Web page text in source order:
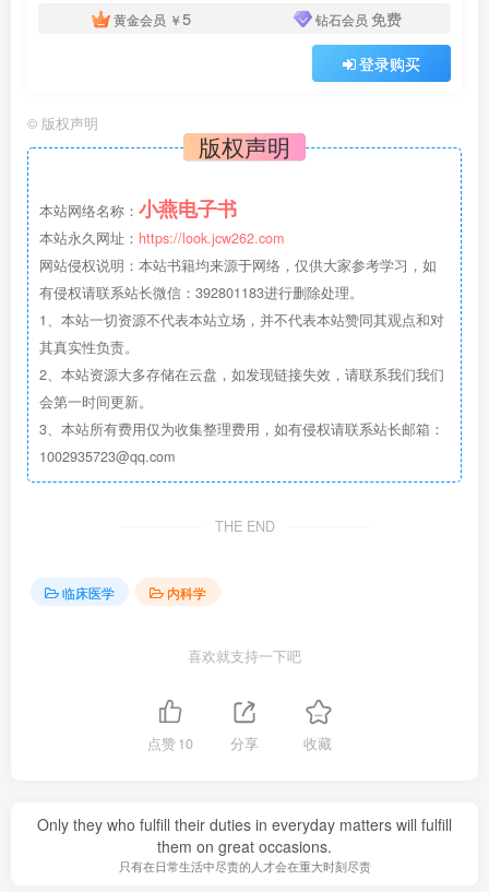
黄金会员 ￥5 钻石会员 免费
登录购买
© 版权声明
版权声明
本站网络名称： 小燕电子书
本站永久网址： https://look.jcw262.com
网站侵权说明：本站书籍均来源于网络，仅供大家参考学习，如
有侵权请联系站长微信：392801183进行删除处理。
1、本站一切资源不代表本站立场，并不代表本站赞同其观点和对
其真实性负责。
2、本站资源大多存储在云盘，如发现链接失效，请联系我们我们
会第一时间更新。
3、本站所有费用仅为收集整理费用，如有侵权请联系站长邮箱：
1002935723@qq.com
THE END
临床医学 内科学
喜欢就支持一下吧
点赞10 分享 收藏
Only they who fulfill their duties in everyday matters will fulfill
them on great occasions.
只有在日常生活中尽责的人才会在重大时刻尽责